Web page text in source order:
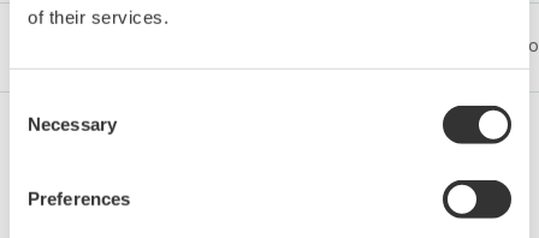
of their services.
Selection
Necessary
Preferences
Termékek &